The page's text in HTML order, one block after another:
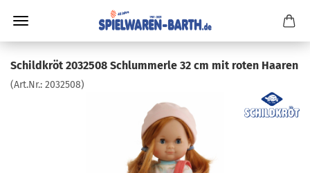
Schildkröt 2032508 Schlummerle 32 cm mit roten Haaren
(Art.Nr.: 2032508)